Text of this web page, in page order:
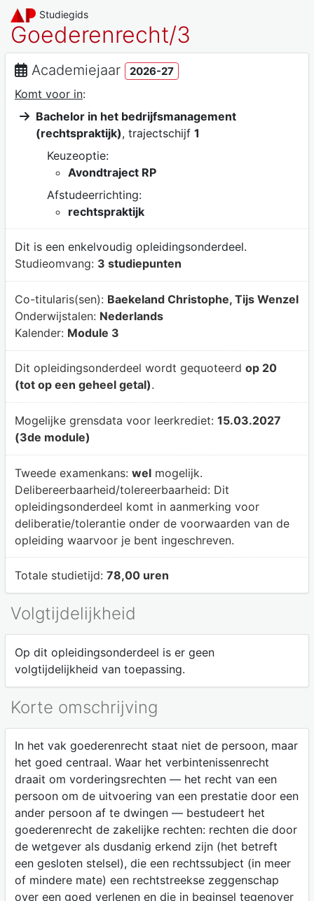
Studiegids
Goederenrecht/3
Academiejaar 2026-27
Komt voor in:
Bachelor in het bedrijfsmanagement
(rechtspraktijk), trajectschijf 1
Keuzeoptie:
Avondtraject RP
Afstudeerrichting:
rechtspraktijk
Dit is een enkelvoudig opleidingsonderdeel.
Studieomvang: 3 studiepunten
Co-titularis(sen): Baekeland Christophe, Tijs Wenzel
Onderwijstalen: Nederlands
Kalender: Module 3
Dit opleidingsonderdeel wordt gequoteerd op 20
(tot op een geheel getal).
Mogelijke grensdata voor leerkrediet: 15.03.2027
(3de module)
Tweede examenkans: welmogelijk.
Delibereerbaarheid/tolereerbaarheid: Dit
opleidingsonderdeel komt in aanmerking voor
deliberatie/tolerantie onder de voorwaarden van de
opleiding waarvoor je bent ingeschreven.
Totale studietijd: 78,00 uren
Volgtijdelijkheid
Op dit opleidingsonderdeel is er geen
volgtijdelijkheid van toepassing.
Korte omschrijving
In het vak goederenrecht staat niet de persoon, maar
het goed centraal. Waar het verbintenissenrecht
draait om vorderingsrechten — het recht van een
persoon om de uitvoering van een prestatie door een
ander persoon af te dwingen — bestudeert het
goederenrecht de zakelijke rechten: rechten die door
de wetgever als dusdanig erkend zijn (het betreft
een gesloten stelsel), die een rechtssubject (in meer
of mindere mate) een rechtstreekse zeggenschap
over een goed verlenen en die in beginsel tegenover